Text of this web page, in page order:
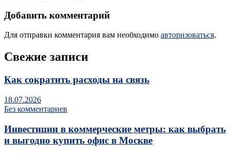
Добавить комментарий
Для отправки комментария вам необходимо авторизоваться.
Свежие записи
Как сократить расходы на связь
18.07.2026
Без комментариев
Инвестиции в коммерческие метры: как выбрать
и выгодно купить офис в Москве